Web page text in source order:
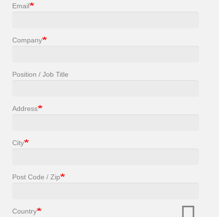
Email
Company
Position / Job Title
Address
City
Post Code / Zip
Country